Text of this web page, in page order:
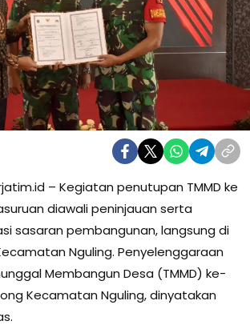
– Kegiatan penutupan TMMD ke
diawali peninjauan serta
sasaran pembangunan, langsung di
Nguling. Penyelenggaraan
Membangun Desa (TMMD) ke-
Kecamatan Nguling, dinyatakan